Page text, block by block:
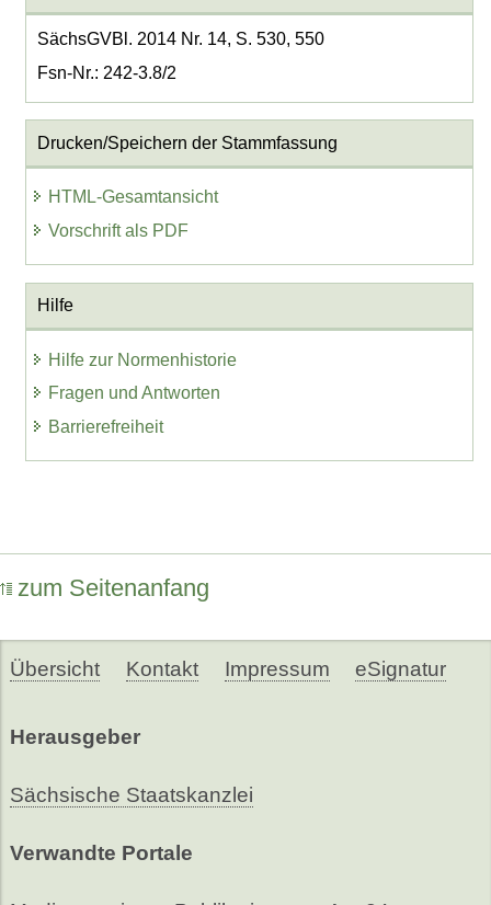
SächsGVBl. 2014 Nr. 14, S. 530, 550
Fsn-Nr.: 242-3.8/2
Drucken/Speichern der Stammfassung
HTML-Gesamtansicht
Vorschrift als PDF
Hilfe
Hilfe zur Normenhistorie
Fragen und Antworten
Barrierefreiheit
zum Seitenanfang
Übersicht Kontakt Impressum eSignatur
Herausgeber
Sächsische Staatskanzlei
Verwandte Portale